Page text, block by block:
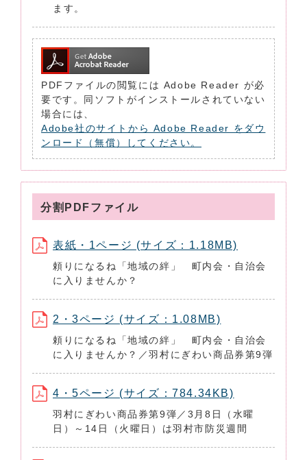
ます。
PDFファイルの閲覧には Adobe Reader が必
要です。同ソフトがインストールされていない
場合には、
Adobe社のサイトから Adobe Reader をダウ
ンロード（無償）してください。
分割PDFファイル
表紙・1ページ (サイズ：1.18MB)
頼りになるね「地域の絆」 町内会・自治会
に入りませんか？
2・3ページ (サイズ：1.08MB)
頼りになるね「地域の絆」 町内会・自治会
に入りませんか？／羽村にぎわい商品券第9弾
4・5ページ (サイズ：784.34KB)
羽村にぎわい商品券第9弾／3月8日（水曜
日）～14日（火曜日）は羽村市防災週間